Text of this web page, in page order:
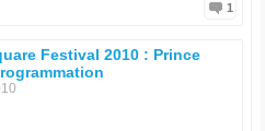
1
Festival 2010 : Prince